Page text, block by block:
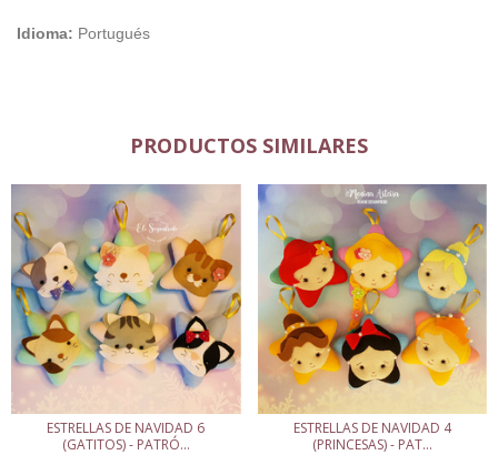
Idioma: Portugués
PRODUCTOS SIMILARES
ESTRELLAS DE NAVIDAD 6
(GATITOS) - PATRÓ...
ESTRELLAS DE NAVIDAD 4
(PRINCESAS) - PAT...